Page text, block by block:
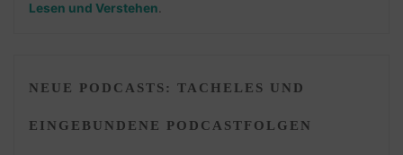
Lesen und Verstehen.
NEUE PODCASTS: TACHELES UND
EINGEBUNDENE PODCASTFOLGEN